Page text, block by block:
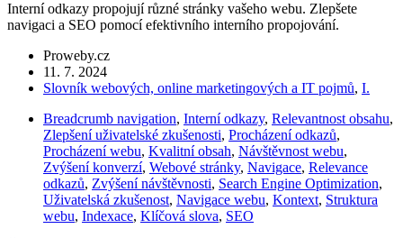
Interní odkazy propojují různé stránky vašeho webu. Zlepšete
navigaci a SEO pomocí efektivního interního propojování.
Proweby.cz
11. 7. 2024
Slovník webových, online marketingových a IT pojmů, I.
Breadcrumb navigation, Interní odkazy, Relevantnost obsahu,
Zlepšení uživatelské zkušenosti, Procházení odkazů,
Procházení webu, Kvalitní obsah, Návštěvnost webu,
Zvýšení konverzí, Webové stránky, Navigace, Relevance
odkazů, Zvýšení návštěvnosti, Search Engine Optimization,
Uživatelská zkušenost, Navigace webu, Kontext, Struktura
webu, Indexace, Klíčová slova, SEO